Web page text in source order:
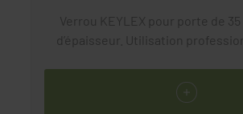
Verrou KEYLEX pour porte de 35
d’épaisseur. Utilisation